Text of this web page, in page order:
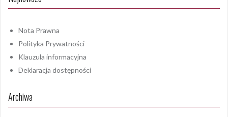
Nota Prawna
Polityka Prywatności
Klauzula informacyjna
Deklaracja dostępności
Archiwa